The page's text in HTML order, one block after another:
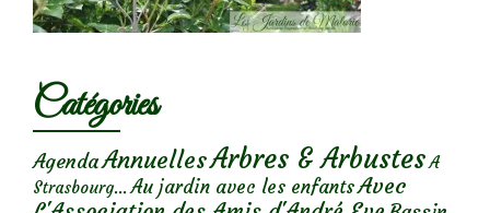
Catégories
AgendaAnnuellesArbres & Arbustes A
Strasbourg... Au jardin avec les enfantsAvec